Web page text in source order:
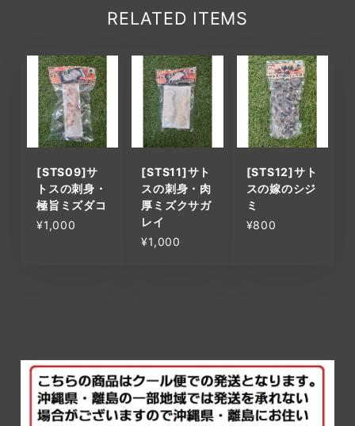
RELATED ITEMS
[STS09]サ
トスの刺身・
極旨ミズダコ
¥1,000
[STS11]サト
スの刺身・肉
厚ミズクサガ
レイ
¥1,000
[STS12]サト
スの嫁のシジ
ミ
¥800